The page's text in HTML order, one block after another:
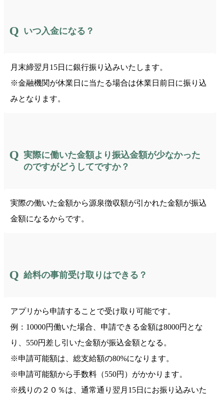
いつ入金になる？
月末締翌月15日に銀行振り込みいたします。
※金融機関が休業日に当たる場合は休業日前日に振り込
みとなります。
実際に働いた金額より振込金額が少なかった
のですがどうしてですか？
実際の働いた金額から源泉徴収額が引かれた金額が振込
金額になるからです。
給料の事前受け取りはできる？
アプリから申請することで受け取り可能です。
例：10000円働いた場合、申請できる金額は8000円とな
り、550円差し引いた金額が振込金額となる。
※申請可能額は、総支給額の80%になります。
※申請可能額から手数料（550円）がかかります。
※残りの２０％は、通常通り翌月15日にお振り込みいた